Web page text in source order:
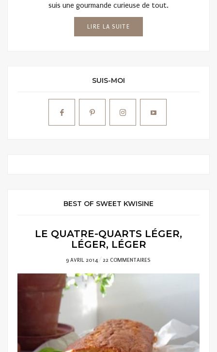
suis une gourmande curieuse de tout.
LIRE LA SUITE
SUIS-MOI
BEST OF SWEET KWISINE
LE QUATRE-QUARTS LÉGER,
LÉGER, LÉGER
POSTED
9 AVRIL 2014 22 COMMENTAIRES